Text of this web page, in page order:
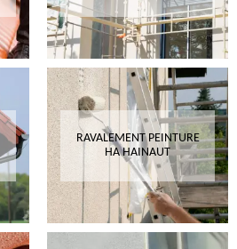
RAVALEMENT PEINTURE
HA HAINAUT